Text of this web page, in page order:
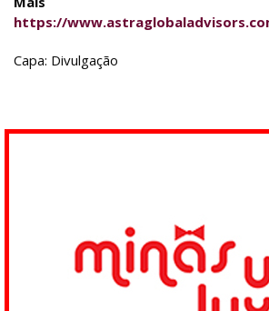
https://
Capa: Divulgação